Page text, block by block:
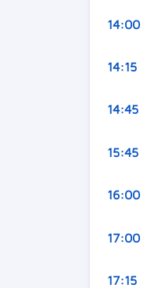
14:00
14:15
14:45
15:45
16:00
17:00
17:15